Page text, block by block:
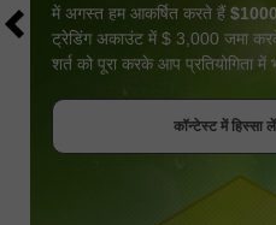
कॉन्टेस्ट में हिस्सा लें
में अगस्त हम आकर्षित करते हैं $1000
ट्रेडिंग अकाउंट में $ 3,000 जमा
शर्त को पूरा करके आप प्रतियोगिता
कॉन्टेस्ट में हिस्सा लें
कॉन्टेस्ट में हिस्सा लें